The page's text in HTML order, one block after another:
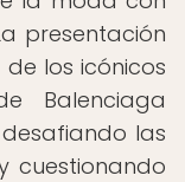
presentación
los icónicos
Balenciaga
las
cuestionando